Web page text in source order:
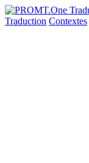
Traduction Contextes